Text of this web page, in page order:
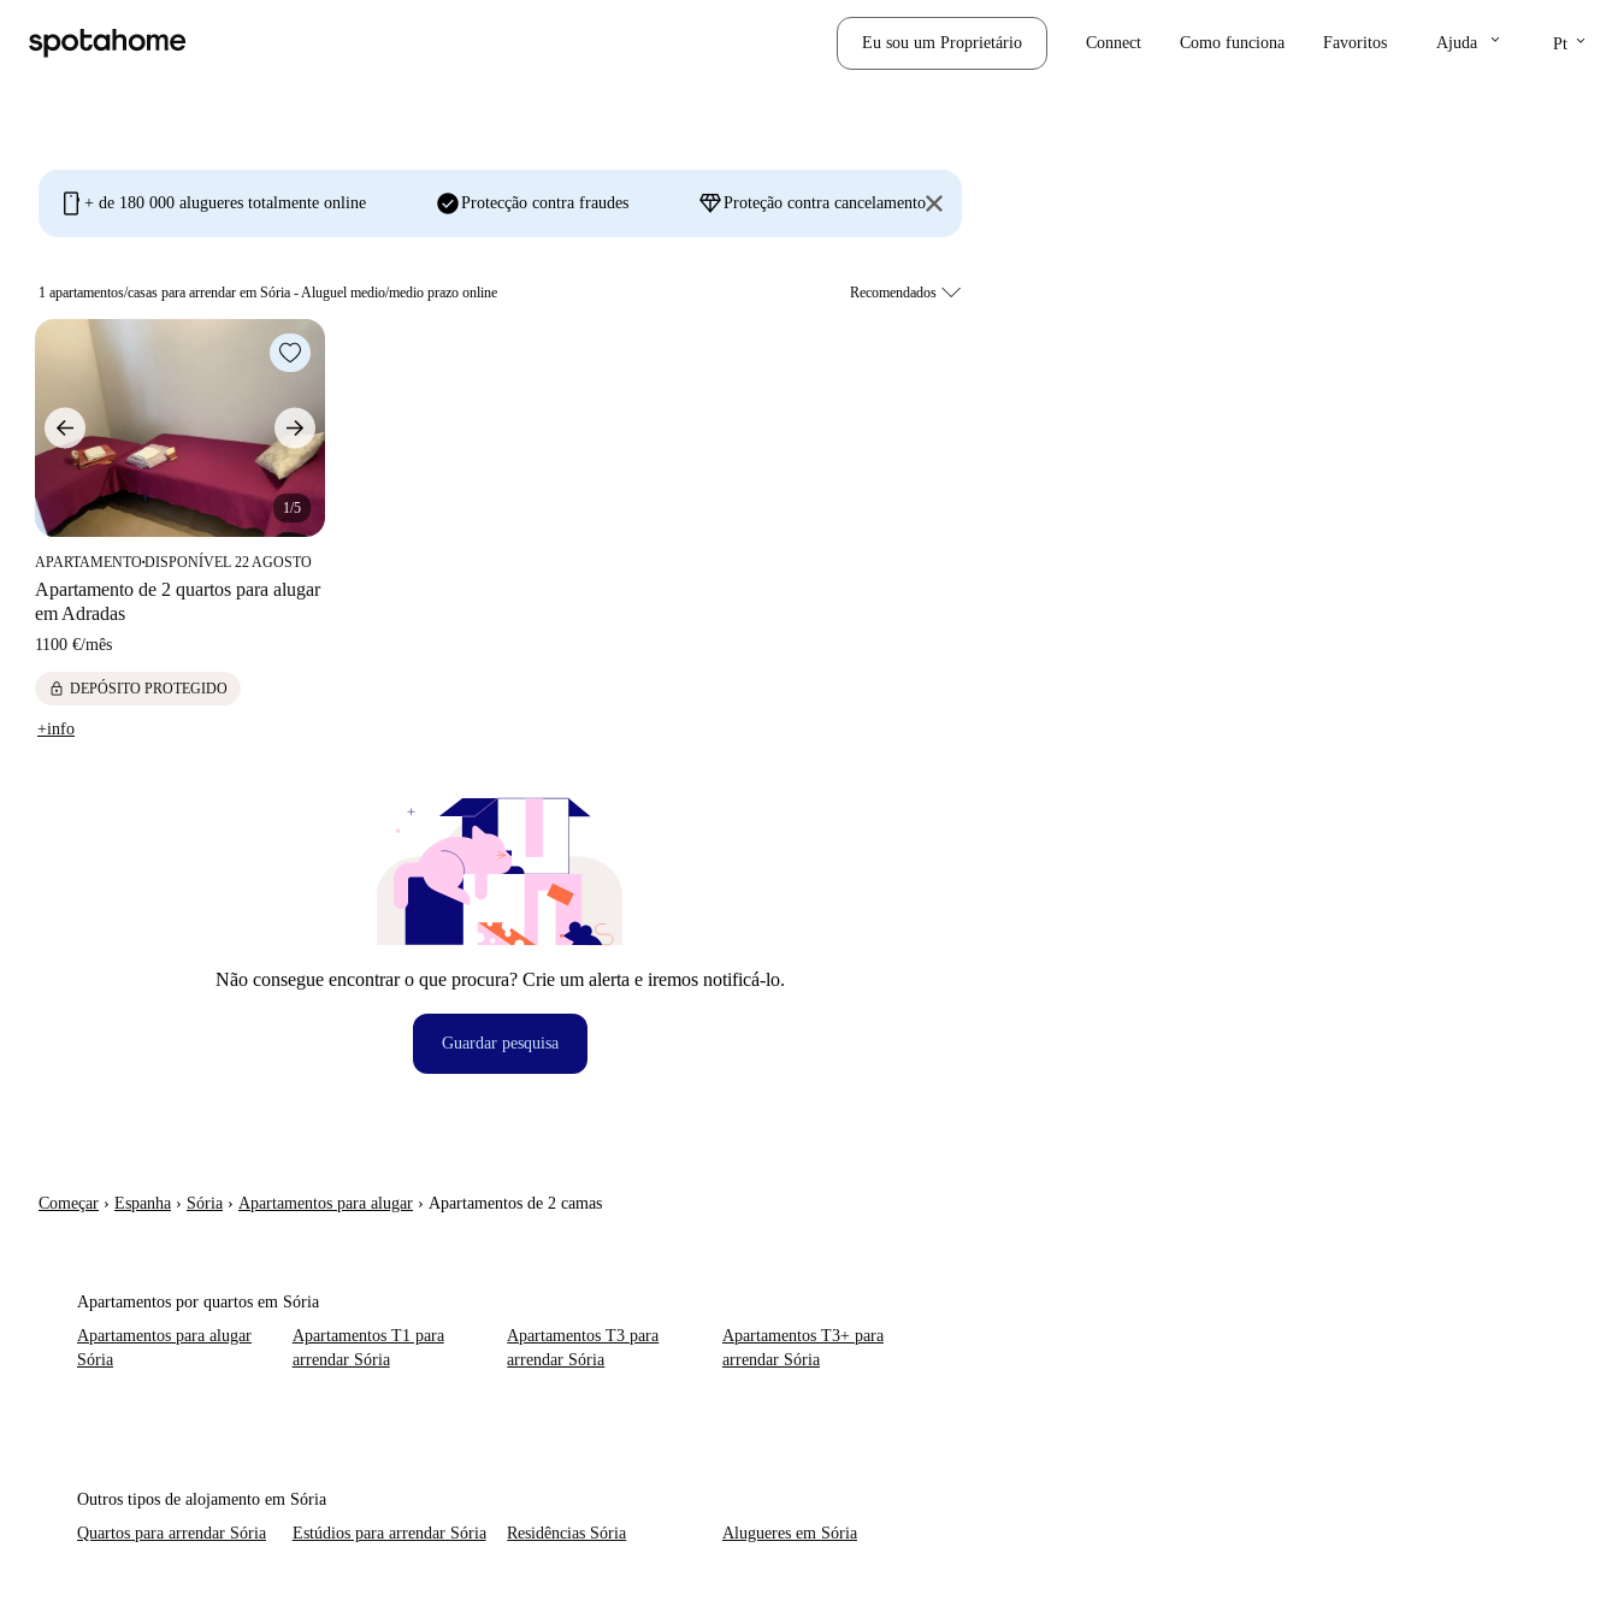
Eu sou um Proprietário Connect Como funciona Favoritos Ajuda keyboard_arrow_down Pt keyboard_arrow_down
mobile + de 180 000 alugueres totalmente online check_circleProtecção contra fraudes diamondProteção contra cancelamento
1 apartamentos/casas para arrendar em Sória - Aluguel medio/medio prazo online
1/5
APARTAMENTO■DISPONÍVEL 22 AGOSTO
Apartamento de 2 quartos para alugar
em Adradas
1100 €/mês
lock DEPÓSITO PROTEGIDO
+info
Não consegue encontrar o que procura? Crie um alerta e iremos notificá-lo.
Guardar pesquisa
Começar › Espanha › Sória › Apartamentos para alugar › Apartamentos de 2 camas
Apartamentos por quartos em Sória
Apartamentos para alugar
Sória
Apartamentos T1 para
arrendar Sória
Apartamentos T3 para
arrendar Sória
Apartamentos T3+ para
arrendar Sória
Outros tipos de alojamento em Sória
Quartos para arrendar Sória
Estúdios para arrendar Sória Residências Sória Alugueres em Sória